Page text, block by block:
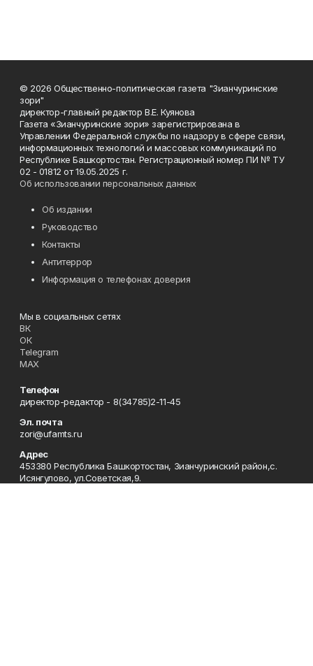
© 2026 Общественно-политическая газета "Зианчуринские
зори"
директор-главный редактор В.Е. Куянова
Газета «Зианчуринские зори» зарегистрирована в
Управлении Федеральной службы по надзору в сфере связи,
информационных технологий и массовых коммуникаций по
Республике Башкортостан. Регистрационный номер ПИ № ТУ
02 - 01812 от 19.05.2025 г.
Об использовании персональных данных
Об издании
Руководство
Контакты
Антитеррор
Информация о телефонах доверия
Мы в социальных сетях
ВК
ОК
Telegram
MAX
Телефон
директор-редактор - 8(34785)2-11-45
Эл. почта
zori@ufamts.ru
Адрес
453380 Республика Башкортостан, Зианчуринский район,с.
Исянгулово, ул.Советская,9.